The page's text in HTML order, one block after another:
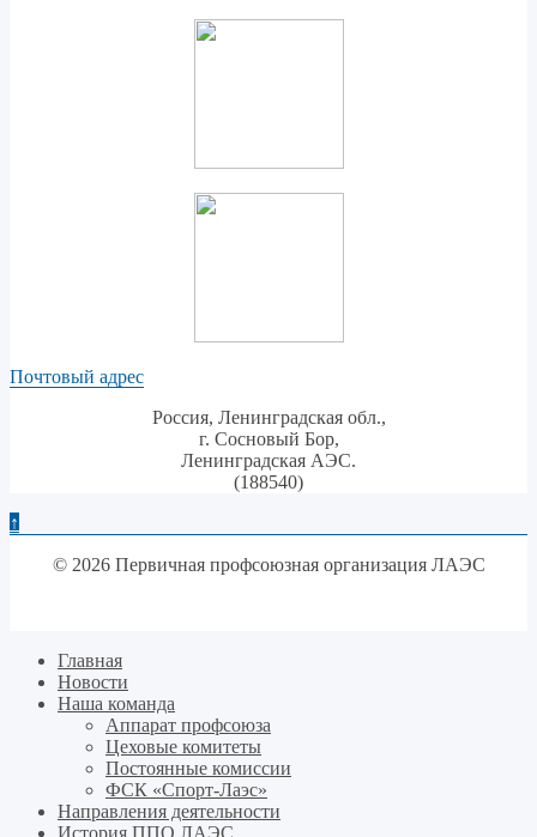
Почтовый адрес
Россия, Ленинградская обл.,
г. Сосновый Бор,
Ленинградская АЭС.
(188540)
↑
© 2026 Первичная профсоюзная организация ЛАЭС
Главная
Новости
Наша команда
Аппарат профсоюза
Цеховые комитеты
Постоянные комиссии
ФСК «Спорт-Лаэс»
Направления деятельности
История ППО ЛАЭС